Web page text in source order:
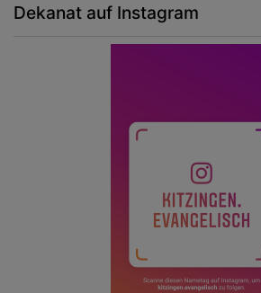
Dekanat auf Instagram